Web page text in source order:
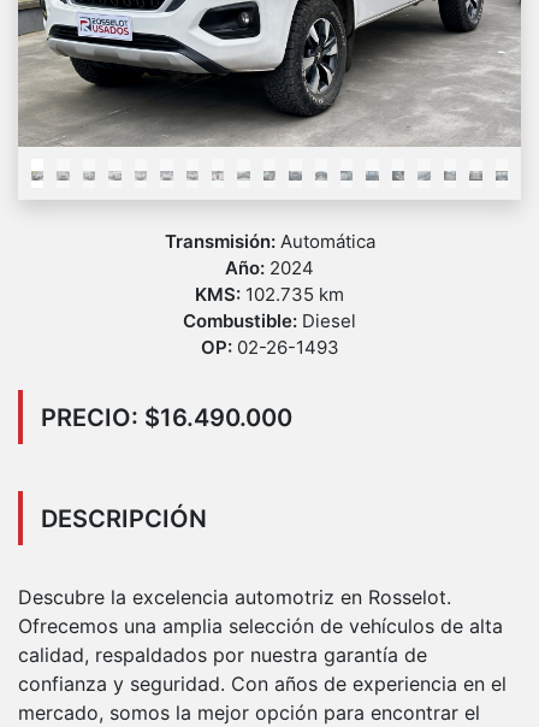
Transmisión: Automática
Año: 2024
KMS: 102.735 km
Combustible: Diesel
OP: 02-26-1493
PRECIO: $16.490.000
DESCRIPCIÓN
Descubre la excelencia automotriz en Rosselot.
Ofrecemos una amplia selección de vehículos de alta
calidad, respaldados por nuestra garantía de
confianza y seguridad. Con años de experiencia en el
mercado, somos la mejor opción para encontrar el